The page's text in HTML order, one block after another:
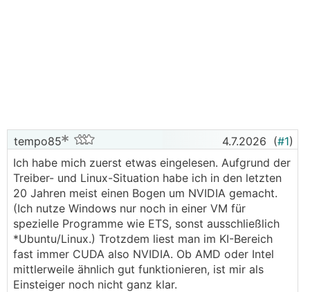
tempo85 4.7.2026 (#1)
Ich habe mich zuerst etwas eingelesen. Aufgrund der
Treiber- und Linux-Situation habe ich in den letzten
20 Jahren meist einen Bogen um NVIDIA gemacht.
(Ich nutze Windows nur noch in einer VM für
spezielle Programme wie ETS, sonst ausschließlich
*Ubuntu/Linux.) Trotzdem liest man im KI-Bereich
fast immer CUDA also NVIDIA. Ob AMD oder Intel
mittlerweile ähnlich gut funktionieren, ist mir als
Einsteiger noch nicht ganz klar.